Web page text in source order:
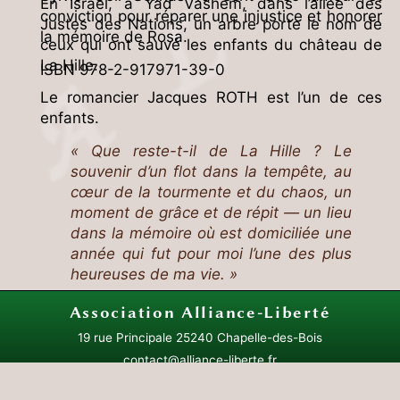
conviction pour réparer une injustice et honorer
la mémoire de Rosa.
ISBN 978-2-917971-39-0
Justes des Nations, un arbre porte le nom de
ceux qui ont sauvé les enfants du château de
La Hille.
Le romancier Jacques ROTH est l’un de ces
enfants.
« Que reste-t-il de La Hille ? Le
souvenir d’un flot dans la tempête, au
cœur de la tourmente et du chaos, un
moment de grâce et de répit — un lieu
dans la mémoire où est domiciliée une
année qui fut pour moi l’une des plus
heureuses de ma vie. »
Jacques Roth
ISBN 978-2-35270-114-9
AssociationAlliance-Liberté
19 rue Principale 25240 Chapelle-des-Bois
contact@alliance-liberte.fr